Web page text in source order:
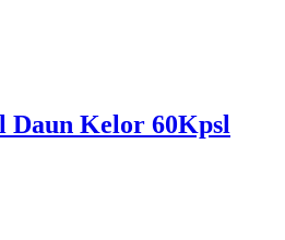
Daun Kelor 60Kpsl